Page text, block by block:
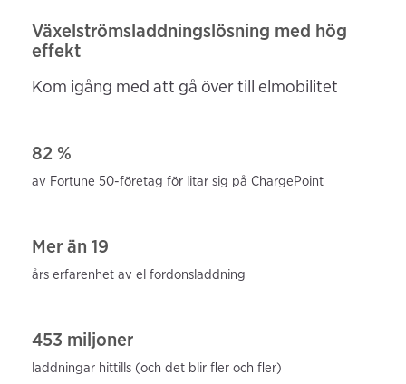
Växelströmsladdningslösning med hög
effekt
Kom igång med att gå över till elmobilitet
82 %
av Fortune 50-företag för litar sig på ChargePoint
Mer än 19
års erfarenhet av el fordonsladdning
453 miljoner
laddningar hittills (och det blir fler och fler)